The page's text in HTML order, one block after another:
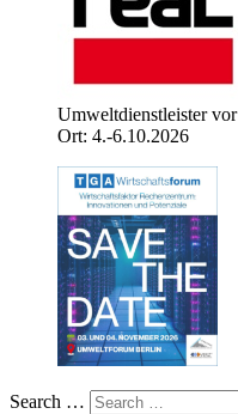
Umweltdienstleister vor
Ort: 4.-6.10.2026
Search …